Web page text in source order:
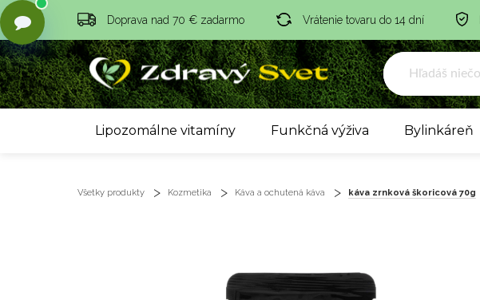
Doprava nad 70 € zadarmo Vrátenie tovaru do 14 dní
Lipozomálne vitamíny Funkčná výživa Bylinkáreň
Všetky produkty Kozmetika Káva a ochutená káva káva zrnková škoricová 70g